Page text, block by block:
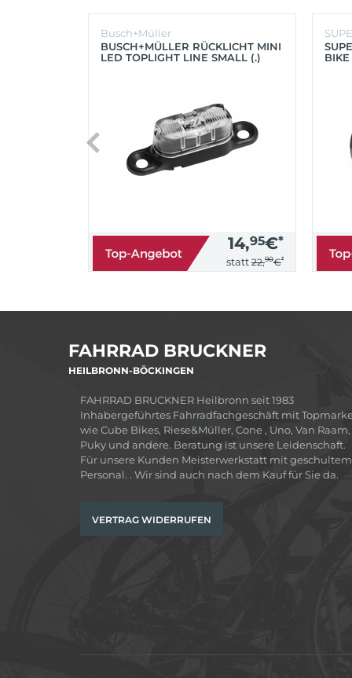
Busch+Müller
BUSCH+MÜLLER RÜCKLICHT MINI
LED TOPLIGHT LINE SMALL (.)
14,95€*
statt 22,90€*
FAHRRAD BRUCKNER
HEILBRONN-BÖCKINGEN
FAHRRAD BRUCKNER Heilbronn seit 1983
Inhabergeführtes Fahrradfachgeschäft mit
wie Cube Bikes, Riese&Müller, Cone , Uno, Van Raam,
Puky und andere. Beratung ist unsere Leidenschaft.
Für unsere Kunden Meisterwerkstatt mit geschultem
Personal. . Wir sind auch nach dem Kauf für Sie da.
VERTRAG WIDERRUFEN